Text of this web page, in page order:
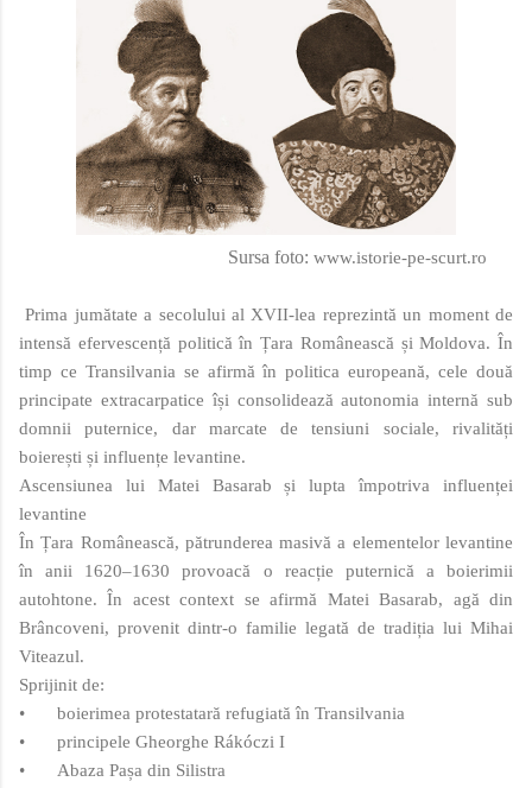
Sursa foto: www.istorie-pe-scurt.ro
Prima jumătate a secolului al XVII‑lea reprezintă un moment de
intensă efervescență politică în Țara Românească și Moldova. În
timp ce Transilvania se afirmă în politica europeană, cele două
principate extracarpatice își consolidează autonomia internă sub
domnii puternice, dar marcate de tensiuni sociale, rivalități
boierești și influențe levantine.
Ascensiunea lui Matei Basarab și lupta împotriva influenței
levantine
În Țara Românească, pătrunderea masivă a elementelor levantine
în anii 1620–1630 provoacă o reacție puternică a boierimii
autohtone. În acest context se afirmă Matei Basarab, agă din
Brâncoveni, provenit dintr‑o familie legată de tradiția lui Mihai
Viteazul.
Sprijinit de:
•
boierimea protestatară refugiată în Transilvania
•
principele Gheorghe Rákóczi I
•
Abaza Pașa din Silistra